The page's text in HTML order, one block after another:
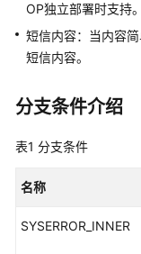
台
操
作
户
指
OP独立部署时支持。
短信内容：当内容
短信内容。
分支条件介绍
表1 分支条件
名称
SYSERROR_INNER